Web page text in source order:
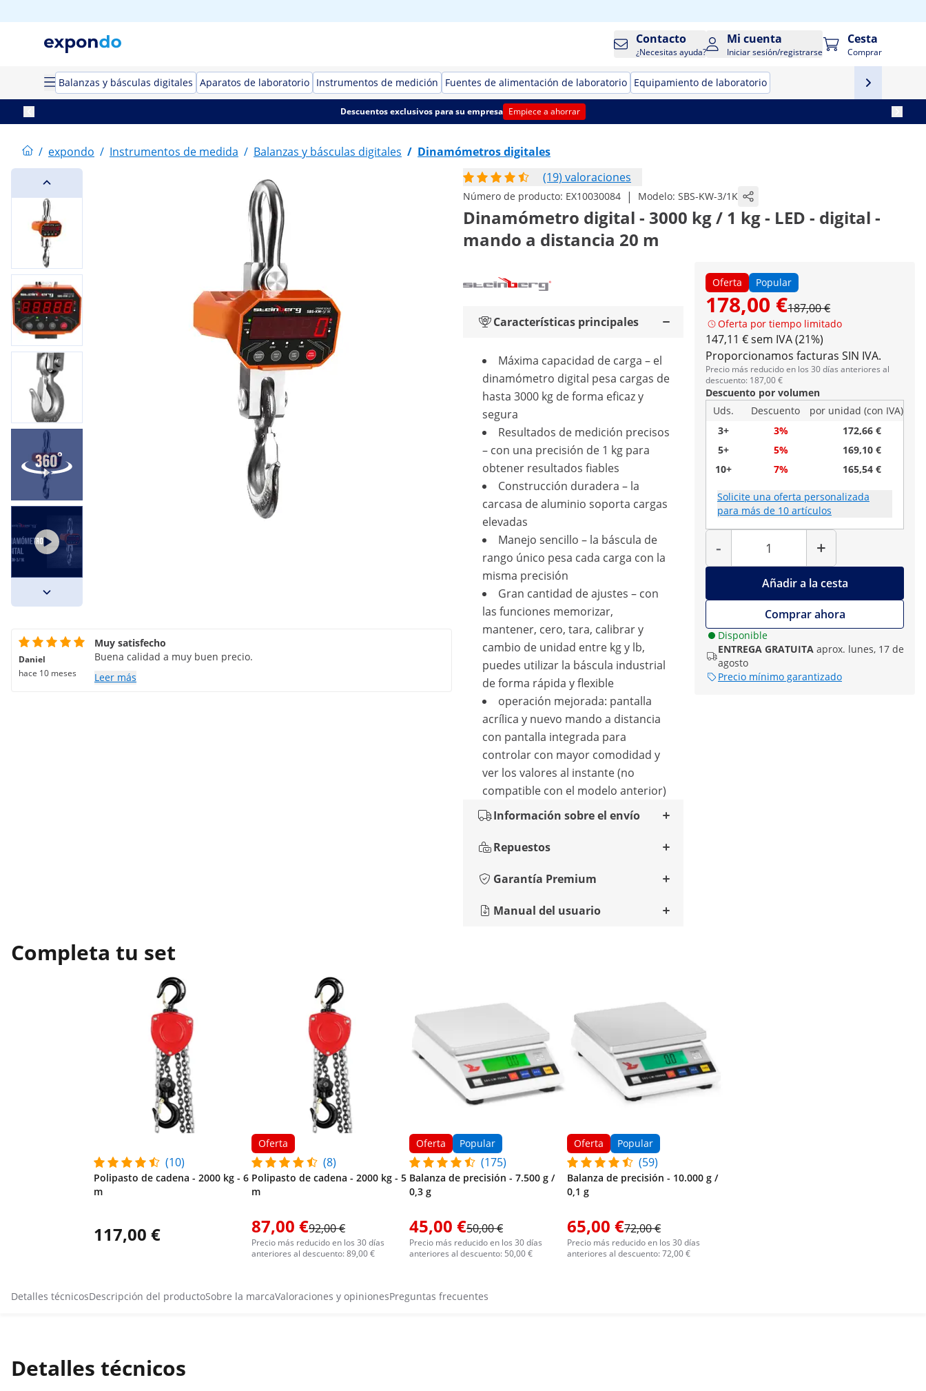
Contacto
¿Necesitas ayuda?
Mi cuenta
Iniciar sesión/registrarse
Cesta
Comprar
Balanzas y básculas digitales Aparatos de laboratorio Instrumentos de medición Fuentes de alimentación de laboratorio Equipamiento de laboratorio
Descuentos exclusivos para su empresa Empiece a ahorrar
/ expondo / Instrumentos de medida / Balanzas y básculas digitales / Dinamómetros digitales
(19) valoraciones
Número de producto: EX10030084 | Modelo: SBS-KW-3/1K
Dinamómetro digital - 3000 kg / 1 kg - LED - digital -
mando a distancia 20 m
Oferta Popular
178,00 €187,00 €
Oferta por tiempo limitado
147,11 € sem IVA (21%)
Proporcionamos facturas SIN IVA.
Precio más reducido en los 30 días anteriores al
descuento: 187,00 €
Descuento por volumen
Uds.
Descuento
por unidad (con IVA)
3+
3%
172,66 €
5+
5%
169,10 €
10+
7% 165,54 €
Solicite una oferta personalizada
para más de 10 artículos
-
Cantidad
+
Añadir a la cesta
Comprar ahora
Disponible
ENTREGA GRATUITA aprox. lunes, 17 de
agosto
Precio mínimo garantizado
Características principales
Máxima capacidad de carga – el
dinamómetro digital pesa cargas de
hasta 3000 kg de forma eficaz y
segura
Resultados de medición precisos
– con una precisión de 1 kg para
obtener resultados fiables
Construcción duradera – la
carcasa de aluminio soporta cargas
elevadas
Manejo sencillo – la báscula de
rango único pesa cada carga con la
misma precisión
Gran cantidad de ajustes – con
las funciones memorizar,
mantener, cero, tara, calibrar y
cambio de unidad entre kg y lb,
puedes utilizar la báscula industrial
de forma rápida y flexible
operación mejorada: pantalla
acrílica y nuevo mando a distancia
con pantalla integrada para
controlar con mayor comodidad y
ver los valores al instante (no
compatible con el modelo anterior)
Información sobre el envío
Repuestos
Garantía Premium
Manual del usuario
Daniel
hace 10 meses
Muy satisfecho
Buena calidad a muy buen precio.
Leer más
Completa tu set
(10)
Polipasto de cadena - 2000 kg - 6
m
117,00 €
Oferta
(8)
Polipasto de cadena - 2000 kg - 5
m
87,00 €92,00 €
Precio más reducido en los 30 días
anteriores al descuento: 89,00 €
Oferta Popular
(175)
Balanza de precisión - 7.500 g /
0,3 g
45,00 €50,00 €
Precio más reducido en los 30 días
anteriores al descuento: 50,00 €
Oferta Popular
(59)
Balanza de precisión - 10.000 g /
0,1 g
65,00 €72,00 €
Precio más reducido en los 30 días
anteriores al descuento: 72,00 €
Detalles técnicosDescripción del productoSobre la marcaValoraciones y opinionesPreguntas frecuentes
Detalles técnicos